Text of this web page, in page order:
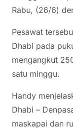
Rabu, (26/6)
Pesawat
Dhabi pada
mengangkut
satu minggu.
Handy
Dhabi –
maskapai dan